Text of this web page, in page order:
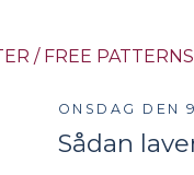
/ FREE PATTERNS
ONSDAG DEN
Sådan